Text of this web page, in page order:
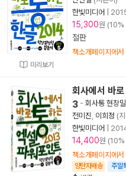
미리보기
한빛미디어
15,300원
절판
책소개페이지에
회사에서 바
3 -회사통 현장
전미진 이희정 (
한빛미디어
14,400원
책소개페이지에
양탄자배송 주말